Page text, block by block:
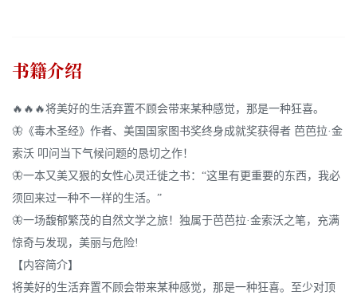
书籍介绍
🔥🔥🔥将美好的生活弃置不顾会带来某种感觉，那是一种狂喜。
🦋《毒木圣经》作者、美国国家图书奖终身成就奖获得者 芭芭拉·金
索沃 叩问当下气候问题的恳切之作！
🦋一本又美又狠的女性心灵迁徙之书：“这里有更重要的东西，我必
须回来过一种不一样的生活。”
🦋一场馥郁繁茂的自然文学之旅！独属于芭芭拉·金索沃之笔，充满
惊奇与发现，美丽与危险!
【内容简介】
将美好的生活弃置不顾会带来某种感觉，那是一种狂喜。至少对顶